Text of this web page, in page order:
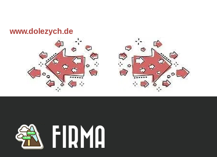
www.dolezych.de
FIRMA